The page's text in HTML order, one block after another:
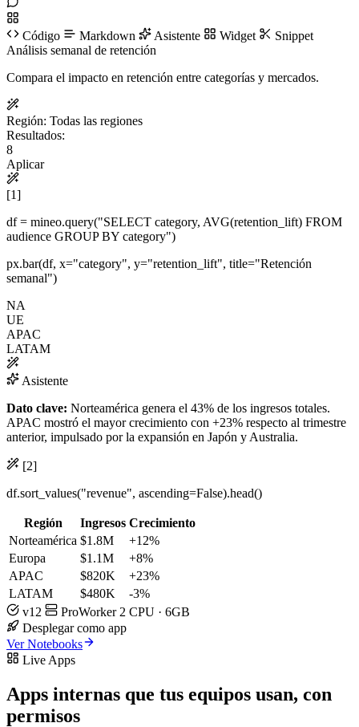
Código Markdown Asistente Widget
Snippet
Análisis semanal de retención
Compara el impacto en retención entre categorías y mercados.
Región: Todas las regiones
Resultados:
8
Aplicar
[1]
df = mineo.query("SELECT category, AVG(retention_lift) FROM
audience GROUP BY category")
px.bar(df, x="category", y="retention_lift", title="Retención
semanal")
NA
UE
APAC
LATAM
Asistente
Dato clave: Norteamérica genera el 43% de los ingresos totales.
APAC mostró el mayor crecimiento con +23% respecto al trimestre
anterior, impulsado por la expansión en Japón y Australia.
[2]
df.sort_values("revenue", ascending=False).head()
Región Ingresos Crecimiento
Norteamérica $1.8M
+12%
Europa
$1.1M
+8%
APAC
$820K
+23%
LATAM
$480K
-3%
v12
ProWorker 2 CPU · 6GB
Desplegar como app
Ver Notebooks
Live Apps
Apps internas que tus equipos usan, con
permisos